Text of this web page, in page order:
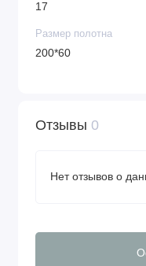
17
Размер полотна
200*60
Отзывы 0
Нет отзывов о